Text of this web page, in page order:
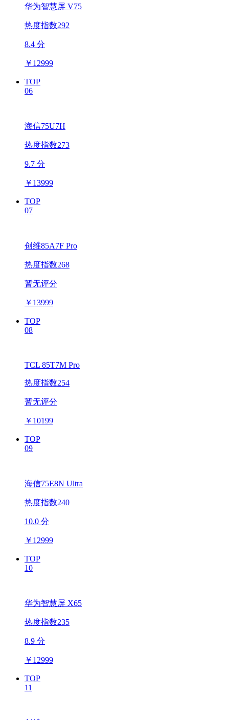
华为智慧屏 V75
热度指数292
8.4 分
￥ 12999
TOP
06
海信75U7H
热度指数273
9.7 分
￥ 13999
TOP
07
创维85A7F Pro
热度指数268
暂无评分
￥ 13999
TOP
08
TCL 85T7M Pro
热度指数254
暂无评分
￥ 10199
TOP
09
海信75E8N Ultra
热度指数240
10.0 分
￥ 12999
TOP
10
华为智慧屏 X65
热度指数235
8.9 分
￥ 12999
TOP
11